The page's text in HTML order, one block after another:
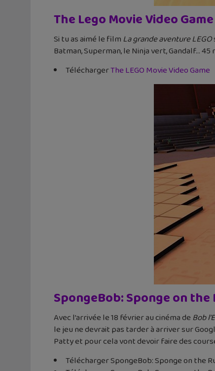
The Lego Movie Video Game
Si tu as aimé le film La grande aventure LEGO
Batman, Superman, le Ninja vert, Gandalf…
TéléchargerThe LEGO Movie Video Game
SpongeBob: Sponge on the
Avec l’arrivée le 18 février au cinéma de Bob
le jeu ne devrait pas tarder à arriver sur
Patty et pour cela vont devoir faire des
Télécharger SpongeBob: Sponge on the